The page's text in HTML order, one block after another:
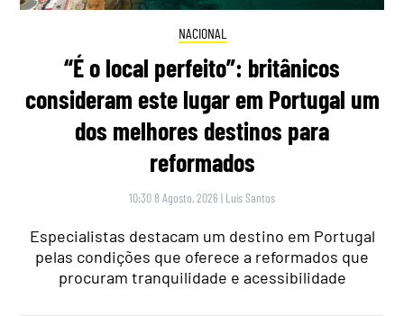
NACIONAL
“É o local perfeito”: britânicos
consideram este lugar em Portugal um
dos melhores destinos para
reformados
10:30 8 Agosto, 2026 | Luís Santos
Especialistas destacam um destino em Portugal
pelas condições que oferece a reformados que
procuram tranquilidade e acessibilidade